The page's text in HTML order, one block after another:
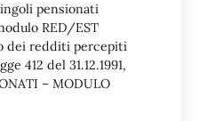
pensionati
RED/EST
dei redditi percepiti
412 del 31.12.1991,
– MODULO